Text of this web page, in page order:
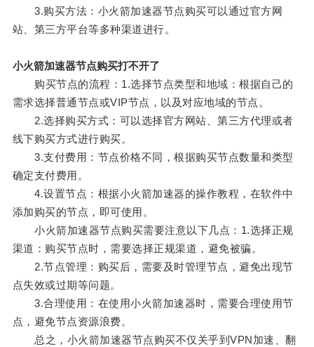
3.购买方法：小火箭加速器节点购买可以通过官方网
站、第三方平台等多种渠道进行。
小火箭加速器节点购买打不开了
购买节点的流程：1.选择节点类型和地域：根据自己的
需求选择普通节点或VIP节点，以及对应地域的节点。
2.选择购买方式：可以选择官方网站、第三方代理或者
线下购买方式进行购买。
3.支付费用：节点价格不同，根据购买节点数量和类型
确定支付费用。
4.设置节点：根据小火箭加速器的操作教程，在软件中
添加购买的节点，即可使用。
小火箭加速器节点购买需要注意以下几点：1.选择正规
渠道：购买节点时，需要选择正规渠道，避免被骗。
2.节点管理：购买后，需要及时管理节点，避免出现节
点失效或过期等问题。
3.合理使用：在使用小火箭加速器时，需要合理使用节
点，避免节点资源浪费。
总之，小火箭加速器节点购买不仅关乎到VPN加速、翻